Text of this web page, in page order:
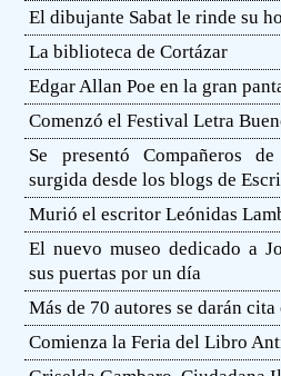
El dibujante Sabat le rinde su
La biblioteca de Cortázar
Edgar Allan Poe en la gran
Comenzó el Festival Letra
Se presentó Compañeros
surgida desde los blogs de
Murió el escritor Leónidas
El nuevo museo dedicado a
sus puertas por un día
Más de 70 autores se darán
Comienza la Feria del Libro